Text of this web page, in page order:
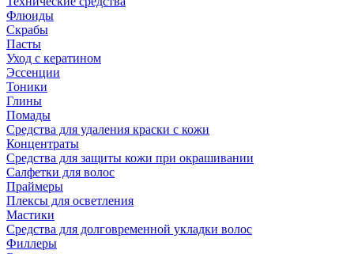
Флюиды
Скрабы
Пасты
Уход с кератином
Эссенции
Тоники
Глины
Помады
Средства для удаления краски с кожи
Концентраты
Средства для защиты кожи при окрашивании
Салфетки для волос
Праймеры
Плексы для осветления
Мастики
Средства для долговременной укладки волос
Филлеры